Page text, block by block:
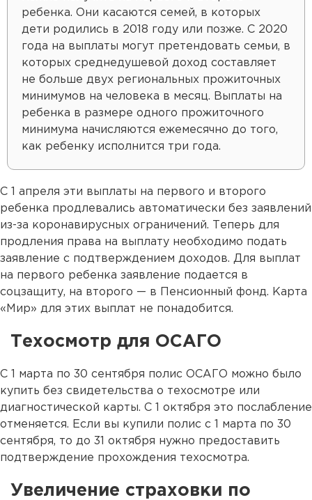
ребенка. Они касаются семей, в которых
дети родились в 2018 году или позже. С 2020
года на выплаты могут претендовать семьи, в
которых среднедушевой доход составляет
не больше двух региональных прожиточных
минимумов на человека в месяц. Выплаты на
ребенка в размере одного прожиточного
минимума начисляются ежемесячно до того,
как ребенку исполнится три года.
С 1 апреля эти выплаты на первого и второго
ребенка продлевались автоматически без заявлений
из-за коронавирусных ограничений. Теперь для
продления права на выплату необходимо подать
заявление с подтверждением доходов. Для выплат
на первого ребенка заявление подается в
соцзащиту, на второго — в Пенсионный фонд. Карта
«Мир» для этих выплат не понадобится.
Техосмотр для ОСАГО
С 1 марта по 30 сентября полис ОСАГО можно было
купить без свидетельства о техосмотре или
диагностической карты. С 1 октября это послабление
отменяется. Если вы купили полис с 1 марта по 30
сентября, то до 31 октября нужно предоставить
подтверждение прохождения техосмотра.
Увеличение страховки по